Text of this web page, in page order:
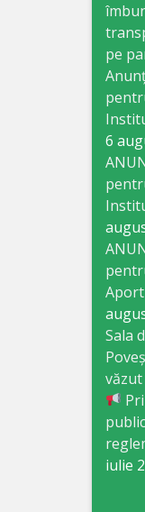
Comerţ
pentru
pe
6
Sala
iulie